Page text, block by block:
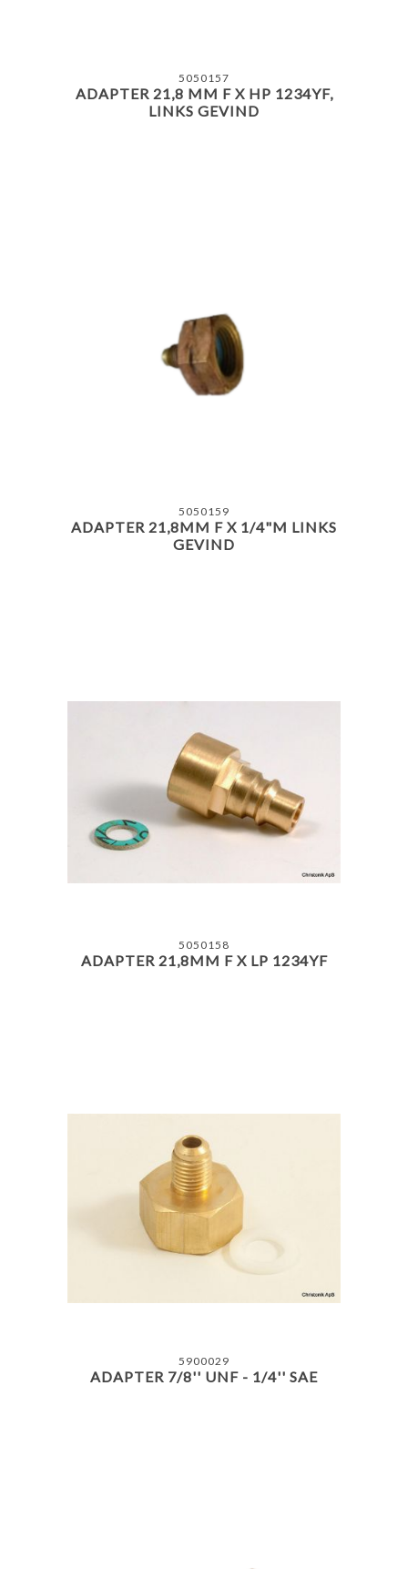
5050157
ADAPTER 21,8 MM F X HP 1234YF,
LINKS GEVIND
5050159
ADAPTER 21,8MM F X 1/4"M LINKS
GEVIND
5050158
ADAPTER 21,8MM F X LP 1234YF
5900029
ADAPTER 7/8'' UNF - 1/4'' SAE